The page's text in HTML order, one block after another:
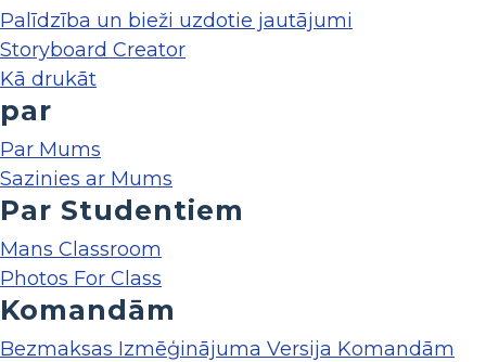
Palīdzība un bieži uzdotie jautājumi
Storyboard Creator
Kā drukāt
par
Par Mums
Sazinies ar Mums
Par Studentiem
Mans Classroom
Photos For Class
Komandām
Bezmaksas Izmēģinājuma Versija Komandām